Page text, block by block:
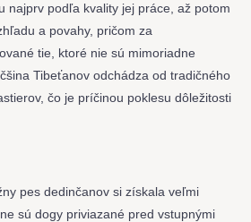
najprv podľa kvality jej práce, až potom
a povahy, pričom za
tie, ktoré nie sú mimoriadne
Tibeťanov odchádza od tradičného
čo je príčinou poklesu dôležitosti
pes dedinčanov si získala veľmi
sú dogy priviazané pred vstupnými